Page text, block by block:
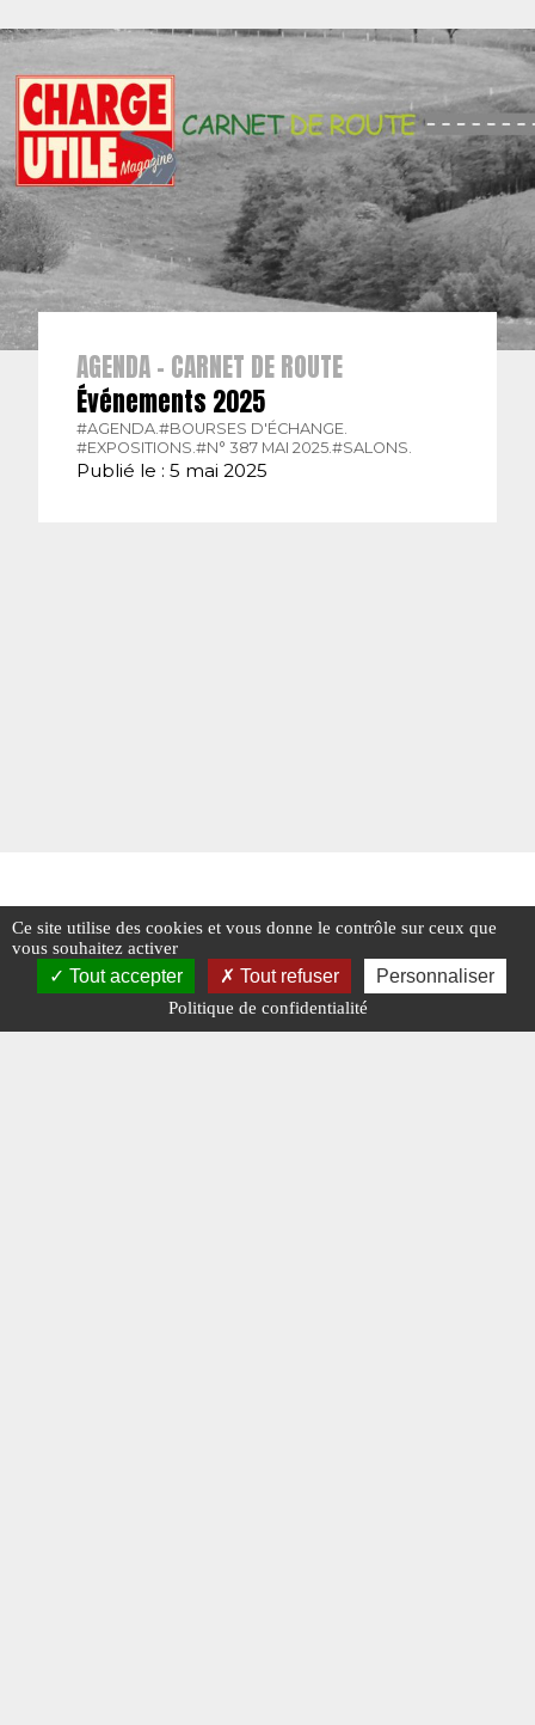
AGENDA - CARNET DE ROUTE
Événements 2025
#AGENDA. #BOURSES D'ÉCHANGE.
#EXPOSITIONS. #N° 387 MAI 2025. #SALONS.
Publié le : 5 mai 2025
Ce site utilise des cookies et vous donne le contrôle sur ceux que
vous souhaitez activer
Tout accepter Tout refuser Personnaliser
Politique de confidentialité